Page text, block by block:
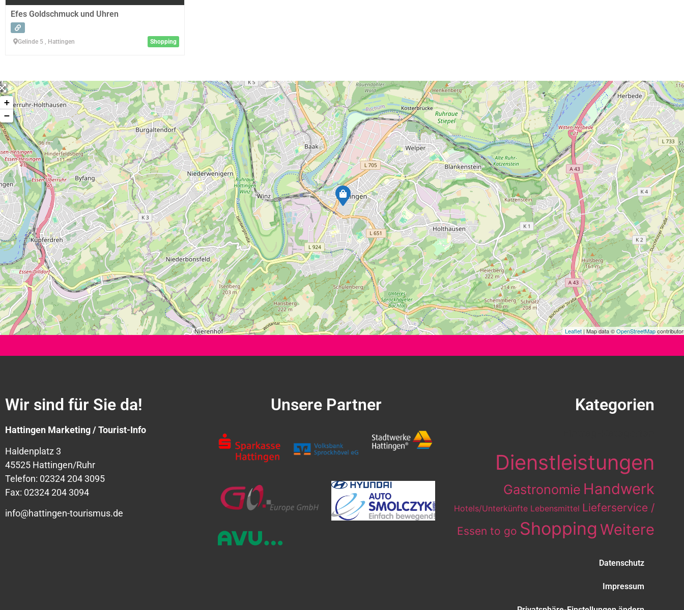
Efes Goldschmuck und Uhren
Gelinde 5 , Hattingen Shopping
+
−
Leaflet | Map data ©OpenStreetMap
Wir sind für Sie da!
Hattingen Marketing / Tourist-Info
Haldenplatz 3
45525 Hattingen/Ruhr
Telefon: 02324 204 3095
Fax: 02324 204 3094
info@hattingen-tourismus.de
Unsere Partner Kategorien
Dienstleistungen
Gastronomie Handwerk
Hotels/Unterkünfte Lebensmittel Lieferservice /
Essen to go Shopping Weitere
Datenschutz
Impressum